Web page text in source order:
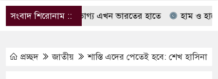
সংবাদ শিরোনাম ::
বাংলাদেশের ভাগ্য এখন ভারতের হাতে হাম ও হামের
প্রচ্ছদ জাতীয় শাস্তি এদের পেতেই হবে: শেখ হাসিনা